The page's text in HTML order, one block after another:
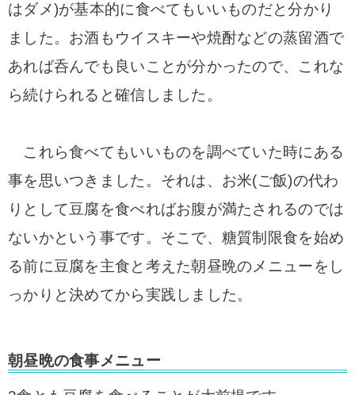
はダメ)が基本的に食べてもいいものだと分かり
ました。 お酒もウイスキーや焼酎などの蒸留酒で
あれば呑んでも良いことが分かったので、これな
ら続けられると確信しました。
これら食べてもいいものを調べていた時にある
事を思いつきました。 それは、お米(ご飯)の代わ
りとして豆腐を食べればお腹が満たされるのでは
ないかという事です。 そこで、糖質制限食を始め
る前に豆腐を主食と考えた朝昼晩のメニューをし
っかりと決めてから実践しました。
朝昼晩の食事メニュー